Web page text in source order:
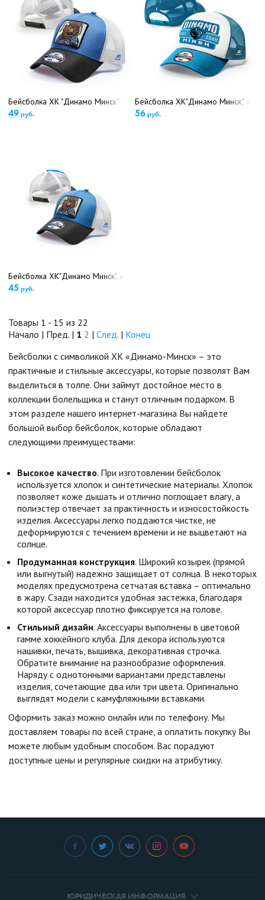
Бейсболка ХК "Динамо Минск" 13130 (5220)
49руб.
Бейсболка ХК"Динамо Минск",
56 руб.
Бейсболка ХК"Динамо Минск", арт.752702 (детский размер)(5422)
45 руб.
Товары 1 - 15 из 22
Начало | Пред. | 1 2 | След. | Конец
Бейсболки с символикой ХК «Динамо-Минск» – это
практичные и стильные аксессуары, которые позволят Вам
выделиться в толпе. Они займут достойное место в
коллекции болельщика и станут отличным подарком. В
этом разделе нашего интернет-магазина Вы найдете
большой выбор бейсболок, которые обладают
следующими преимуществами:
Высокое качество. При изготовлении бейсболок
используется хлопок и синтетические материалы. Хлопок
позволяет коже дышать и отлично поглощает влагу, а
полиэстер отвечает за практичность и износостойкость
изделия. Аксессуары легко поддаются чистке, не
деформируются с течением времени и не выцветают на
солнце.
Продуманная конструкция. Широкий козырек (прямой
или выгнутый) надежно защищает от солнца. В некоторых
моделях предусмотрена сетчатая вставка – оптимально
в жару. Сзади находится удобная застежка, благодаря
которой аксессуар плотно фиксируется на голове.
Стильный дизайн. Аксессуары выполнены в цветовой
гамме хоккейного клуба. Для декора используются
нашивки, печать, вышивка, декоративная строчка.
Обратите внимание на разнообразие оформления.
Наряду с однотонными вариантами представлены
изделия, сочетающие два или три цвета. Оригинально
выглядят модели с камуфляжными вставками.
Оформить заказ можно онлайн или по телефону. Мы
доставляем товары по всей стране, а оплатить покупку Вы
можете любым удобным способом. Вас порадуют
доступные цены и регулярные скидки на атрибутику.
ЮРИДИЧЕСКАЯ ИНФОРМАЦИЯ